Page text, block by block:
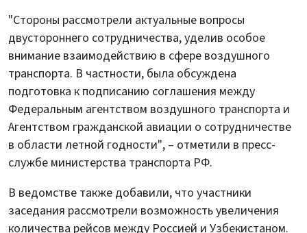
"Стороны рассмотрели актуальные вопросы
двустороннего сотрудничества, уделив особое
внимание взаимодействию в сфере воздушного
транспорта. В частности, была обсуждена
подготовка к подписанию соглашения между
Федеральным агентством воздушного транспорта и
Агентством гражданской авиации о сотрудничестве
в области летной годности", – отметили в пресс-
службе министерства транспорта РФ.
В ведомстве также добавили, что участники
заседания рассмотрели возможность увеличения
количества рейсов между Россией и Узбекистаном.